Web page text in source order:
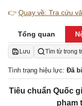
👉 Quay về: Tra cứu
Tổng quan
Lưu Tìm từ trong
Tình trạng hiệu lực: Đã
Tiêu chuẩn Quốc
phạm